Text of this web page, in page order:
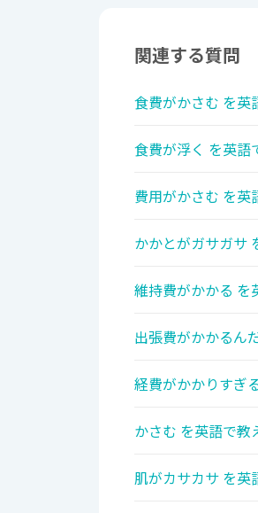
関連する質問
食費がかさむ を英
食費が浮く を英語
費用がかさむ を英
かかとがガサガサ
維持費がかかる を
出張費がかかるん
経費がかかりすぎ
かさむ を英語で教
肌がカサカサ を英